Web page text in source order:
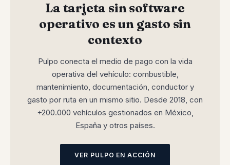
La tarjeta sin software
operativo es un gasto sin
contexto
Pulpo conecta el medio de pago con la vida
operativa del vehículo: combustible,
mantenimiento, documentación, conductor y
gasto por ruta en un mismo sitio. Desde 2018, con
+200.000 vehículos gestionados en México,
España y otros países.
VER PULPO EN ACCIÓN